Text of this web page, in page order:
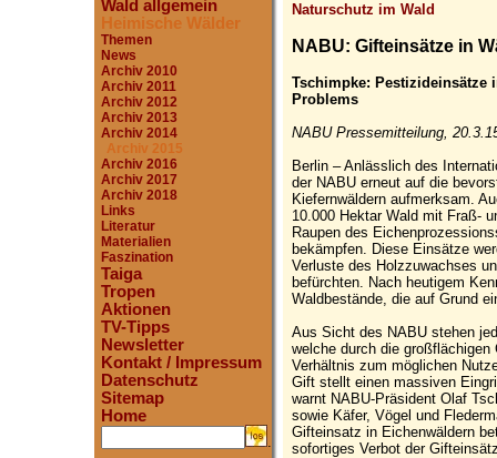
Wald allgemein
Heimische Wälder
Themen
News
Archiv 2010
Archiv 2011
Archiv 2012
Archiv 2013
Archiv 2014
Archiv 2015
Archiv 2016
Archiv 2017
Archiv 2018
Links
Literatur
Materialien
Faszination
Taiga
Tropen
Aktionen
TV-Tipps
Newsletter
Kontakt / Impressum
Datenschutz
Sitemap
Home
.
Naturschutz im Wald
NABU: Gifteinsätze in
Tschimpke: Pestizideinsätze
Problems
NABU Pressemitteilung,
Berlin – Anlässlich des
der NABU erneut auf die
Kiefernwäldern aufmerksam.
10.000 Hektar Wald mit Fraß-
Raupen des
bekämpfen. Diese Einsätze
Verluste des Holzzuwachses
befürchten. Nach heutigem
Waldbestände, die auf Grund
Aus Sicht des NABU stehen
welche durch die
Verhältnis zum möglichen
Gift stellt einen massiven
warnt NABU-Präsident Olaf
sowie Käfer, Vögel und
Gifteinsatz in Eichenwäldern
sofortiges Verbot der